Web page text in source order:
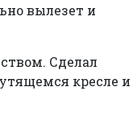
вылезет и
Сделал
кресле и